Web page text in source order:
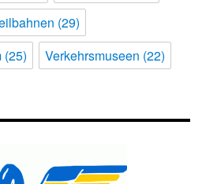
(29)
(25) Verkehrsmuseen (22)